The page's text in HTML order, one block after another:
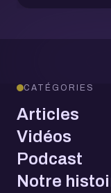
CATÉGORIES
Articles
Vidéos
Podcast
Notre